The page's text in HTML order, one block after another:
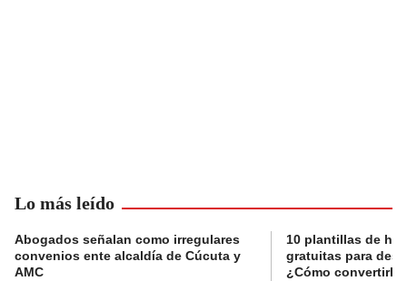
Lo más leído
Abogados señalan como irregulares
convenios ente alcaldía de Cúcuta y
AMC
10 plantillas de
gratuitas para
¿Cómo convertirla